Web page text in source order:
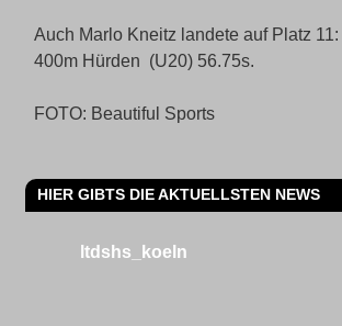
Auch Marlo Kneitz landete auf Platz
400m Hürden (U20) 56.75s.
FOTO: Beautiful Sports
HIER GIBTS DIE AKTUELLSTEN NEWS
ltdshs_koeln